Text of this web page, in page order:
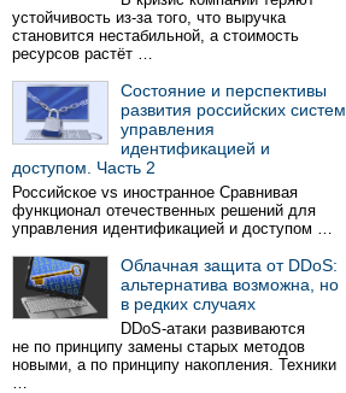
устойчивость из-за того, что выручка
становится нестабильной, а стоимость
ресурсов растёт …
Состояние и перспективы
развития российских систем
управления
идентификацией и
доступом. Часть 2
Российское vs иностранное Сравнивая
функционал отечественных решений для
управления идентификацией и доступом …
Облачная защита от DDoS:
альтернатива возможна, но
в редких случаях
DDoS-атаки развиваются
не по принципу замены старых методов
новыми, а по принципу накопления. Техники
…